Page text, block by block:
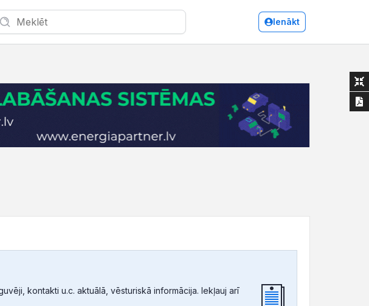
Ienākt
kontakti u.c. aktuālā, vēsturiskā informācija. Iekļauj arī